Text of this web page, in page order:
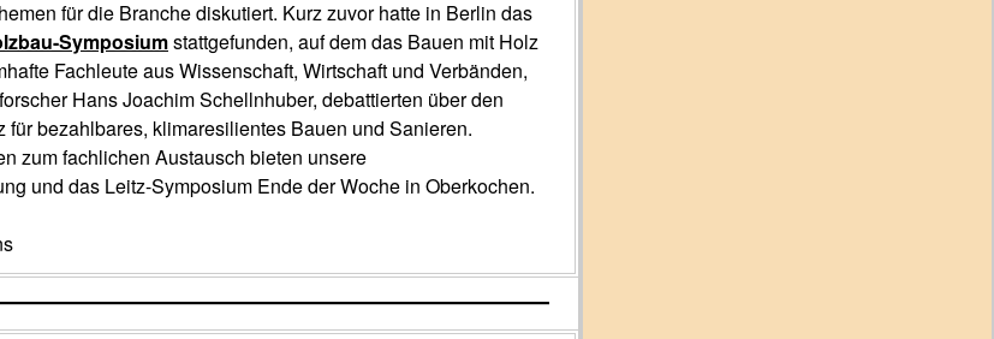
für die Branche diskutiert. Kurz zuvor hatte in Berlin das
Symposiumstattgefunden, auf dem das Bauen mit Holz
Fachleute aus Wissenschaft, Wirtschaft und Verbänden,
Hans Joachim Schellnhuber, debattierten über den
für bezahlbares, klimaresilientes Bauen und Sanieren.
zum fachlichen Austausch bieten unsere
und das Leitz-Symposium Ende der Woche in Oberkochen.